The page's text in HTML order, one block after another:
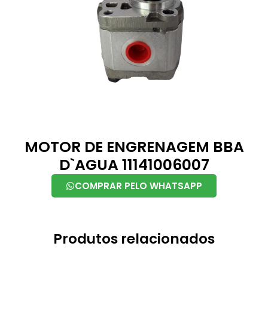
MOTOR DE ENGRENAGEM BBA
D`AGUA 11141006007
COMPRAR PELO WHATSAPP
Produtos relacionados